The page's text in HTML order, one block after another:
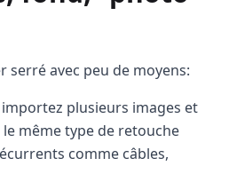
serré avec peu de moyens:
plusieurs images et
même type de retouche
comme câbles,